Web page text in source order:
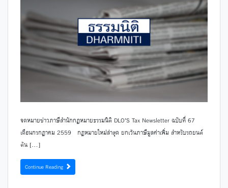
จดหมายข่าวภาษีสำนักกฎหมายธรรมนิติ DLO’S Tax Newsletter ฉบับที่ 67
เดือนกรกฎาคม 2559 กฎหมายใหม่ล่าสุด ยกเว้นภาษีมูลค่าเพิ่ม สำหรับรถยนต์
ต้น […]
Continue Reading